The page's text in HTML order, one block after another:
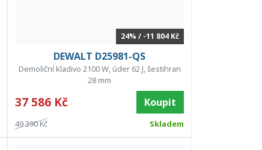
24% / -11 804 Kč
DEWALT D25981-QS
Demoliční kladivo 2100 W, úder 62 J, šestihran
28 mm
37 586 Kč Koupit
49 390 Kč Skladem